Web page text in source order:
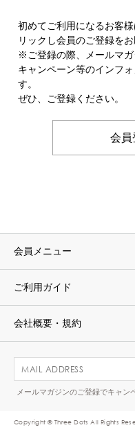
初めてご利用になるお客
リックし会員のご登録をお
※ご登録の際、メールマ
キャンペーン等のインフ
す。
ぜひ、ご登録ください。
会員
会員メニュー
ご利用ガイド
会社概要・規約
メールマガジンのご登録でキャン
Copyright © Three Dots All Rights